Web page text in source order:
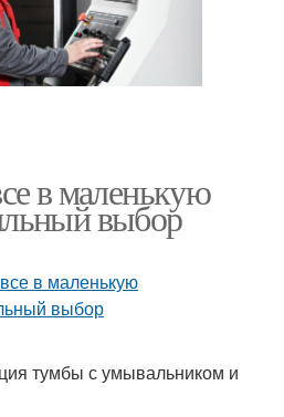
в маленькую
выбор
тумбы с умывальником и